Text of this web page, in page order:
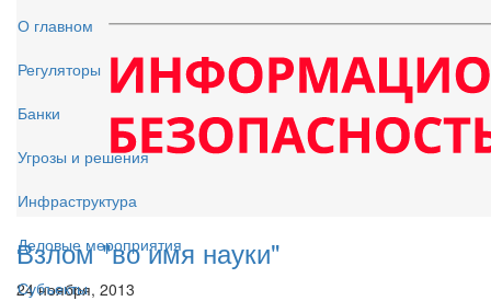
О главном
Регуляторы
Банки
Угрозы и решения
Инфраструктура
Деловые мероприятия
Субъекты
Взлом "во имя науки"
24 ноября, 2013